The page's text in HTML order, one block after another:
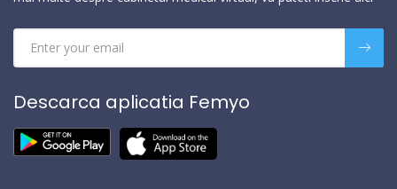
Descarca aplicatia Femyo